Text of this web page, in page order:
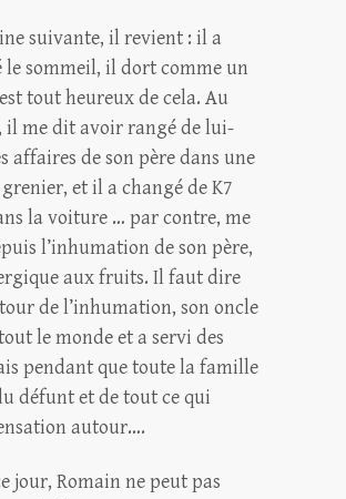
suivante, il revient : il a
le sommeil, il dort comme un
tout heureux de cela. Au
il me dit avoir rangé de lui-
affaires de son père dans une
et il a changé de K7
la voiture … par contre, me
l’inhumation de son père,
aux fruits. Il faut dire
de l’inhumation, son oncle
le monde et a servi des
pendant que toute la famille
défunt et de tout ce qui
autour….
jour, Romain ne peut pas